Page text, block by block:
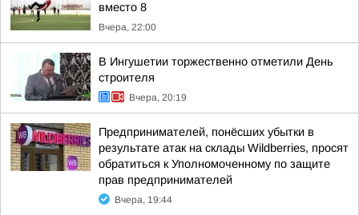
вместо 8
Вчера, 22:00
В Ингушетии торжественно отметили День
строителя
Вчера, 20:19
Предпринимателей, понёсших убытки в
результате атак на склады Wildberries, просят
обратиться к Уполномоченному по защите
прав предпринимателей
Вчера, 19:44